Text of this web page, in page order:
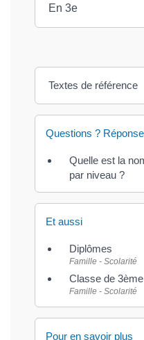
En 3e
Textes de référence
Questions ?
Quelle est la
par niveau ?
Et aussi
Diplômes
Famille - Scolarité
Classe de
Famille - Scolarité
Pour en savoir plus